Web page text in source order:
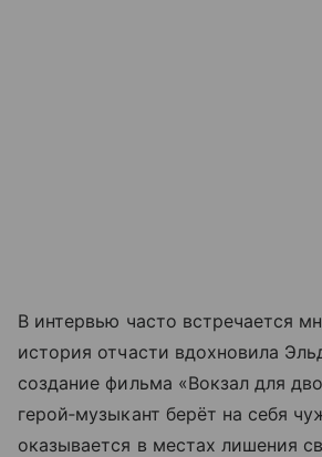
В интервью часто встречается
история отчасти вдохновила
создание фильма «Вокзал для
герой‑музыкант берёт на себя
оказывается в местах лишения